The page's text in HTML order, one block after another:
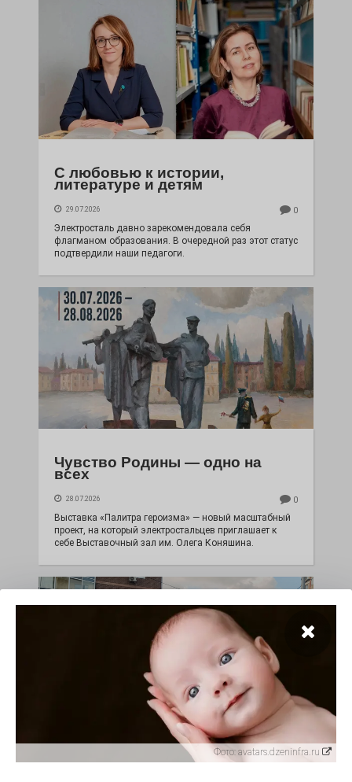
С любовью к истории,
литературе и детям
29.07.2026 0
Электросталь давно зарекомендовала себя
флагманом образования. В очередной раз этот статус
подтвердили наши педагоги.
Чувство Родины — одно на
всех
28.07.2026 0
Выставка «Палитра героизма» — новый масштабный
проект, на который электростальцев приглашает к
себе Выставочный зал им. Олега Коняшина.
«Районы-кварталы»
путешествуют по городу
Фото: avatars.dzeninfra.ru